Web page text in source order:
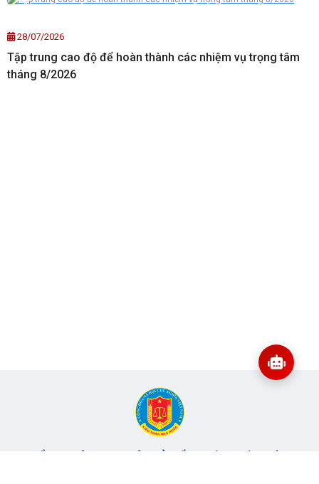
28/07/2026
Tập trung cao độ để hoàn thành các nhiệm vụ trọng tâm
tháng 8/2026